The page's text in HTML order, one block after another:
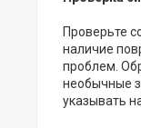
Проверьте
наличие
проблем.
необычные
указывать